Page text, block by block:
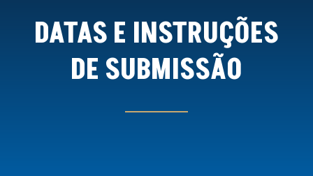
DATAS E INSTRUÇÕES
DE SUBMISSÃO